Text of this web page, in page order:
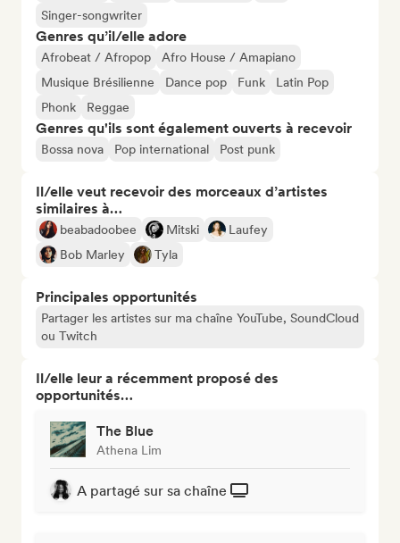
Singer-songwriter
Genres qu’il/elle adore
Afrobeat / Afropop
Afro House / Amapiano
Musique Brésilienne
Dance pop Funk
Latin Pop
Phonk
Reggae
Genres qu'ils sont également ouverts à recevoir
Bossa nova Pop international Post punk
Il/elle veut recevoir des morceaux d’artistes
similaires à…
beabadoobee Mitski
Laufey
Bob Marley
Tyla
Principales opportunités
Partager les artistes sur ma chaîne YouTube, SoundCloud
ou Twitch
Il/elle leur a récemment proposé des
opportunités…
The Blue
Athena Lim
A partagé sur sa chaîne